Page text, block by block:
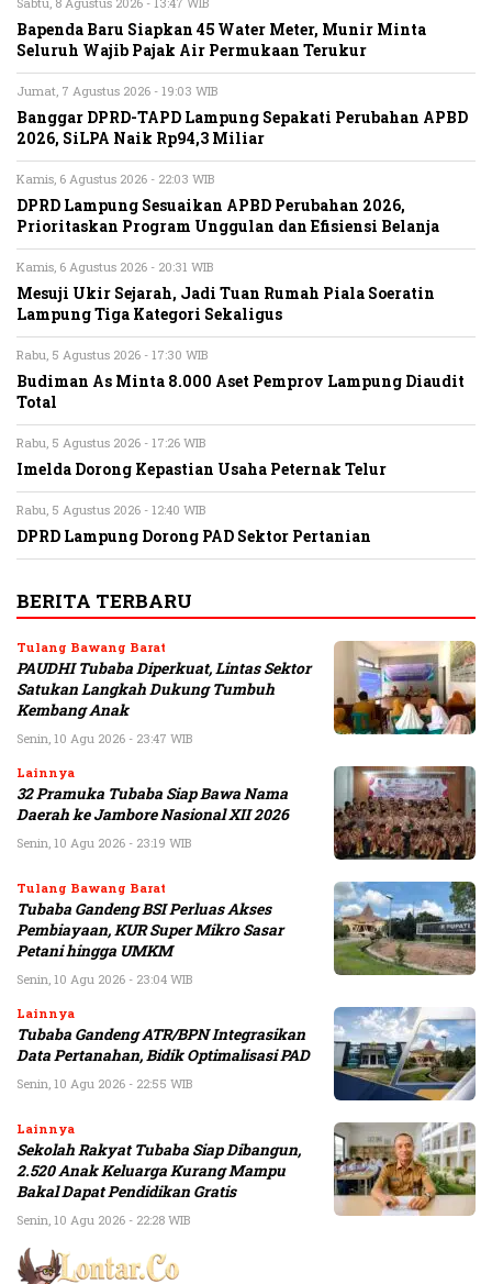
Bapenda Baru Siapkan 45 Water Meter, Munir Minta
Seluruh Wajib Pajak Air Permukaan Terukur
Jumat, 7 Agustus 2026 - 19:03 WIB
Banggar DPRD-TAPD Lampung Sepakati Perubahan APBD
2026, SiLPA Naik Rp94,3 Miliar
Kamis, 6 Agustus 2026 - 22:03 WIB
DPRD Lampung Sesuaikan APBD Perubahan 2026,
Prioritaskan Program Unggulan dan Efisiensi Belanja
Kamis, 6 Agustus 2026 - 20:31 WIB
Mesuji Ukir Sejarah, Jadi Tuan Rumah Piala Soeratin
Lampung Tiga Kategori Sekaligus
Rabu, 5 Agustus 2026 - 17:30 WIB
Budiman As Minta 8.000 Aset Pemprov Lampung Diaudit
Total
Rabu, 5 Agustus 2026 - 17:26 WIB
Imelda Dorong Kepastian Usaha Peternak Telur
Rabu, 5 Agustus 2026 - 12:40 WIB
DPRD Lampung Dorong PAD Sektor Pertanian
BERITA TERBARU
Tulang Bawang Barat
PAUDHI Tubaba Diperkuat, Lintas Sektor
Satukan Langkah Dukung Tumbuh
Kembang Anak
Senin, 10 Agu 2026 - 23:47 WIB
Lainnya
32 Pramuka Tubaba Siap Bawa Nama
Daerah ke Jambore Nasional XII 2026
Senin, 10 Agu 2026 - 23:19 WIB
Tulang Bawang Barat
Tubaba Gandeng BSI Perluas Akses
Pembiayaan, KUR Super Mikro Sasar
Petani hingga UMKM
Senin, 10 Agu 2026 - 23:04 WIB
Lainnya
Tubaba Gandeng ATR/BPN Integrasikan
Data Pertanahan, Bidik Optimalisasi PAD
Senin, 10 Agu 2026 - 22:55 WIB
Lainnya
Sekolah Rakyat Tubaba Siap Dibangun,
2.520 Anak Keluarga Kurang Mampu
Bakal Dapat Pendidikan Gratis
Senin, 10 Agu 2026 - 22:28 WIB